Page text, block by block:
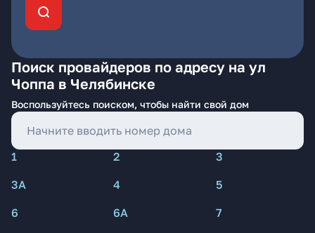
Поиск провайдеров по адресу на ул
Чоппа в Челябинске
Воспользуйтесь поиском, чтобы найти свой дом
1 2
3
3А
4
5
6
6А
7